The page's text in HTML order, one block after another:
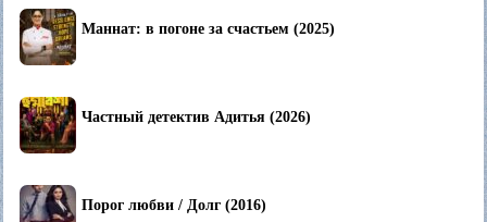
Маннат: в погоне за счастьем (2025)
Частный детектив Адитья (2026)
Порог любви / Долг (2016)